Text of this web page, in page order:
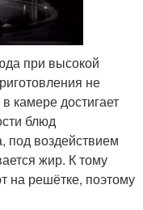
при высокой
не
камере достигает
блюд
под воздействием
жир. К тому
на решётке, поэтому